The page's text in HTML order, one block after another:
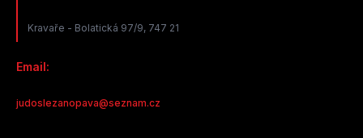
Kravaře - Bolatická 97/9, 747 21
Email:
judoslezanopava@seznam.cz